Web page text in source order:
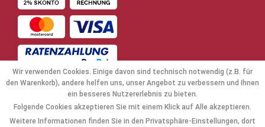
NAVIGATION
Wir verwenden Cookies. Einige davon sind technisch notwendig (z.B. für
den Warenkorb), andere helfen uns, unser Angebot zu verbessern und Ihnen
ein besseres Nutzererlebnis zu bieten.
Folgende Cookies akzeptieren Sie mit einem Klick auf Alle akzeptieren.
Weitere Informationen finden Sie in den Privatsphäre-Einstellungen, dort